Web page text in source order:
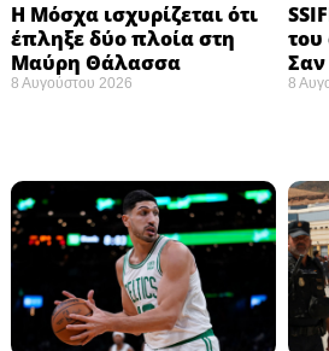
Η Μόσχα ισχυρίζεται ότι
έπληξε δύο πλοία στη
Μαύρη Θάλασσα ​
8 Αυγούστου 2026
του
Σαν
8